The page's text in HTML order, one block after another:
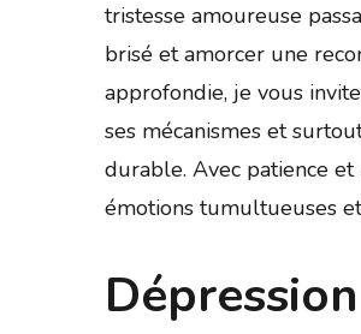
tristesse amoureuse
brisé et amorcer une
approfondie, je vous
ses mécanismes et
durable. Avec patience
émotions tumultueuses